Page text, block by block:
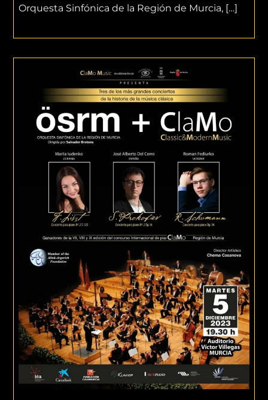
Orquesta Sinfónica de la Región de Murcia, […]